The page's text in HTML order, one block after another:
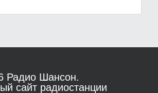
Радио Шансон.
сайт радиостанции